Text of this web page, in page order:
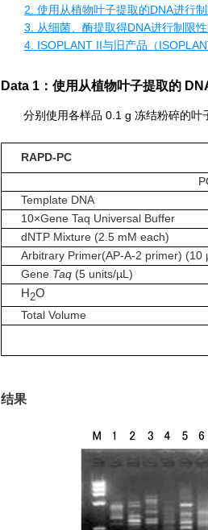
2. 使用从植物叶子提取的DNA进行
3. 从细菌、酶提取得DNA进行制限
4 . ISOPLANT II与旧产品（
Data 1：使用从植物叶子提取的
分别使用各样品 0.1 g 冻结粉碎的叶子
RAPD-PC
Template DNA
10×Gene Taq Universal Buffer
dNTP Mixture (2.5 mM each)
Arbitrary Primer(AP-A-2 primer) (10
Gene Taq (5 units/µL)
H2O
Total Volume
结果